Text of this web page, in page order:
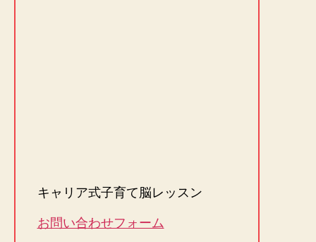
キャリア式子育て脳レッスン
お問い合わせフォーム